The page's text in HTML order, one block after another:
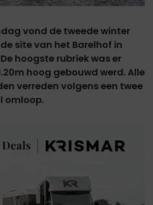
vond de tweede winter
site van het Barelhof in
hoogste rubriek was er
hoog gebouwd werd. Alle
verreden volgens een twee
omloop.